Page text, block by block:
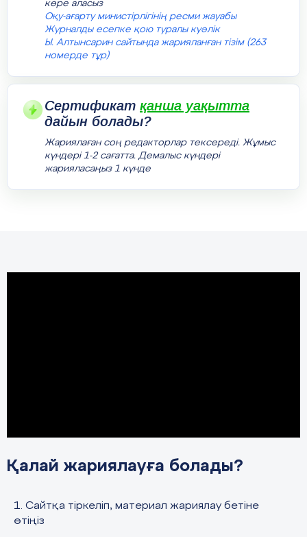
көре аласыз
Оқу-ағарту министірлігінің ресми жауабы
Журналды есепке қою туралы куәлік
Ы. Алтынсарин сайтында жарияланған тізім (263
номерде тұр)
Сертификат қанша уақытта
дайын болады?
Жариялаған соң редакторлар тексереді. Жұмыс
күндері 1-2 сағатта. Демалыс күндері
жарияласаңыз 1 күнде
Қалай жариялауға болады?
1. Сайтқа тіркеліп, материал жариялау бетіне
өтіңіз